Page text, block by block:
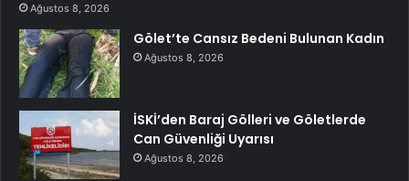
Ağustos 8, 2026
Gölet’te Cansız Bedeni Bulunan Kadın
Ağustos 8, 2026
İSKİ’den Baraj Gölleri ve Göletlerde
Can Güvenliği Uyarısı
Ağustos 8, 2026